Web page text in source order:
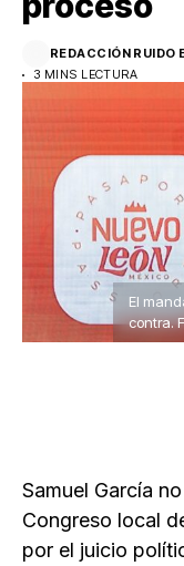
REDACCIÓN RUIDO
3 MINS LECTURA
El
contra.
Samuel García
Congreso local
por el juicio